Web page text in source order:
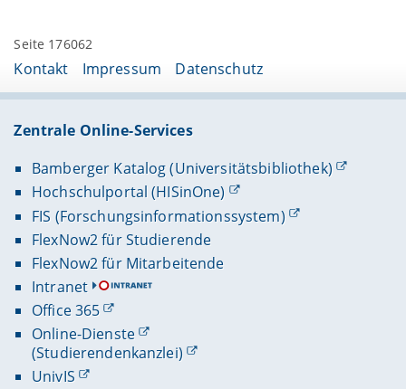
Seite 176062
Kontakt Impressum Datenschutz
Zentrale Online-Services
Bamberger Katalog (Universitätsbibliothek)
Hochschulportal (HISinOne)
FIS (Forschungsinformationssystem)
FlexNow2 für Studierende
FlexNow2 für Mitarbeitende
Intranet
Office 365
Online-Dienste
(Studierendenkanzlei)
UnivIS